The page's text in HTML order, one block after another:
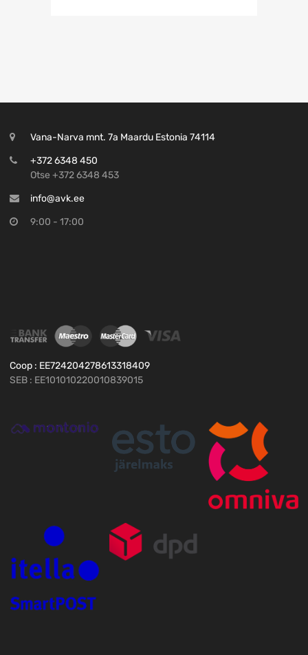
Vana-Narva mnt. 7a Maardu Estonia 74114
+372 6348 450
Otse +372 6348 453
info@avk.ee
9:00 - 17:00
Coop : EE724204278613318409
SEB : EE101010220010839015